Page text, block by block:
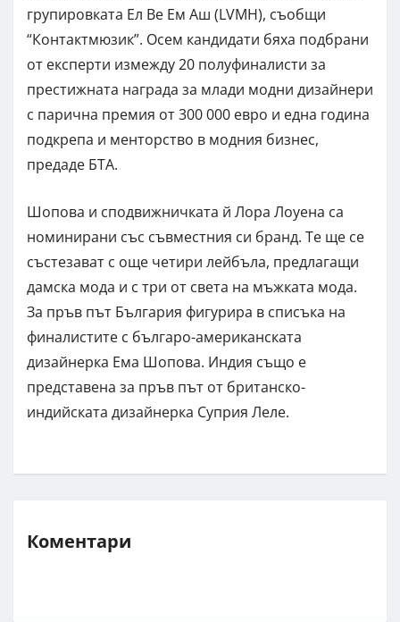
групировката Ел Ве Ем Аш (LVMH), съобщи
“Контактмюзик”. Осем кандидати бяха подбрани
от експерти измежду 20 полуфиналисти за
престижната награда за млади модни дизайнери
с парична премия от 300 000 евро и една година
подкрепа и менторство в модния бизнес,
предаде БТА.
Шопова и сподвижничката й Лора Лоуена са
номинирани със съвместния си бранд. Те ще се
състезават с още четири лейбъла, предлагащи
дамска мода и с три от света на мъжката мода.
За пръв път България фигурира в списъка на
финалистите с българо-американската
дизайнерка Ема Шопова. Индия също е
представена за пръв път от британско-
индийската дизайнерка Суприя Леле.
Коментари